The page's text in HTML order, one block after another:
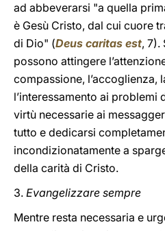
ad abbeverarsi "a quella
è Gesù Cristo, dal cui cuore
di Dio" (Deus caritas est, 7).
possono attingere
compassione, l’accoglienza,
l’interessamento ai problemi
virtù necessarie ai
tutto e dedicarsi
incondizionatamente a
della carità di Cristo.
3. Evangelizzare sempre
Mentre resta necessaria e